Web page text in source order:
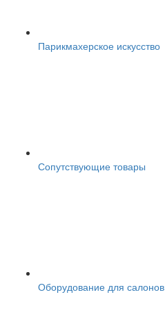
Парикмахерское искусство
Сопутствующие товары
Оборудование для салонов